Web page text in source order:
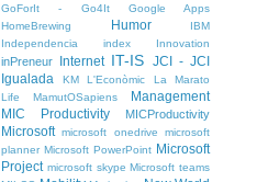
GoForIt - Go4It
Google Apps
HomeBrewing
Humor
IBM
Independencia
index Innovation
inPreneur Internet IT-IS JCI - JCI
Igualada
KM L'Econòmic
La Marato
Life
MamutOSapiens
Management
MIC Productivity
MICProductivity
Microsoft microsoft onedrive
microsoft
planner Microsoft PowerPoint Microsoft
Project microsoft skype Microsoft teams